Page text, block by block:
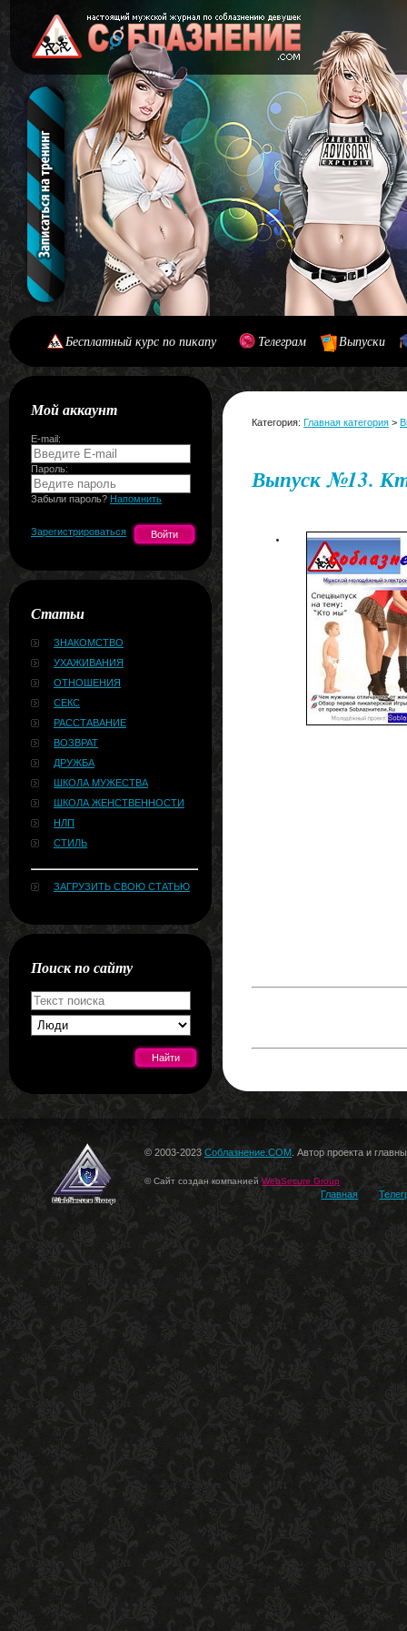
Бесплатный курс по пикапу Телеграм Выпуски
Мой аккаунт
E-mail:
Пароль:
Забыли пароль? Напомнить
Зарегистрироваться
Статьи
ЗНАКОМСТВО
УХАЖИВАНИЯ
ОТНОШЕНИЯ
СЕКС
РАССТАВАНИЕ
ВОЗВРАТ
ДРУЖБА
ШКОЛА МУЖЕСТВА
ШКОЛА ЖЕНСТВЕННОСТИ
НЛП
СТИЛЬ
ЗАГРУЗИТЬ СВОЮ СТАТЬЮ
Поиск по сайту
Категория: Главная категория >
Выпуск №13.
© 2003-2023 Соблазнение.COM . Автор проекта и
© Сайт создан компанией WebSecure Group
Главная